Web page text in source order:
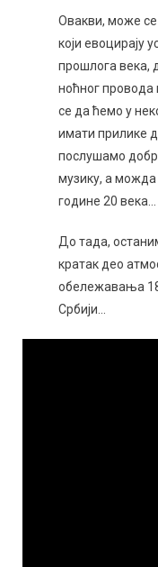
Овакви, може
који евоцирају
прошлога века,
ноћног
се да ћемо у
имати прилике
послушамо
музику, а можда
године 20
До тада,
кратак део
обележавања
Србији…